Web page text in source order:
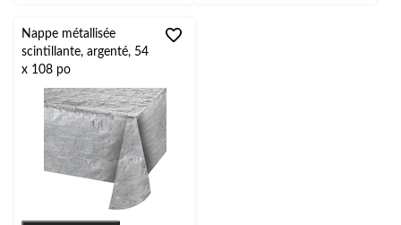
Nappe métallisée
scintillante, argenté, 54
x 108 po